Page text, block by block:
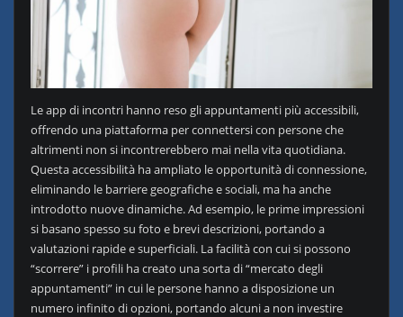
Le app di incontri hanno reso gli appuntamenti più accessibili,
offrendo una piattaforma per connettersi con persone che
altrimenti non si incontrerebbero mai nella vita quotidiana.
Questa accessibilità ha ampliato le opportunità di connessione,
eliminando le barriere geografiche e sociali, ma ha anche
introdotto nuove dinamiche. Ad esempio, le prime impressioni
si basano spesso su foto e brevi descrizioni, portando a
valutazioni rapide e superficiali. La facilità con cui si possono
“scorrere” i profili ha creato una sorta di “mercato degli
appuntamenti” in cui le persone hanno a disposizione un
numero infinito di opzioni, portando alcuni a non investire